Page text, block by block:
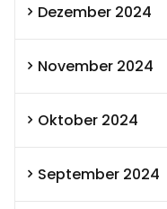
Dezember 2024
November 2024
Oktober 2024
September 2024